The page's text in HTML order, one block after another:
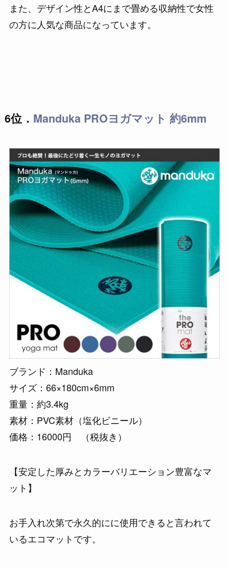
また、デザイン性とA4にまで畳める収納性で女性
の方に人気な商品になっています。
6位． Manduka PROヨガマット 約6mm
ブランド：Manduka
サイズ：66×180cm×6mm
重量：約3.4kg
素材：PVC素材（塩化ビニール）
価格：16000円 （税抜き）
【安定した厚みとカラーバリエーション豊富なマ
ット】
お手入れ次第で永久的にに使用できると言われて
いるエコマットです。